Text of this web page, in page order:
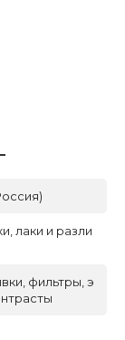
лаки и разли
фильтры, э